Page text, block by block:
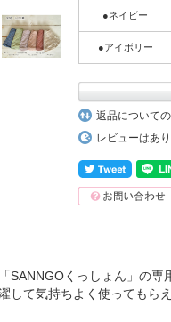
●ネイビー
●アイボリー
返品について
レビューはあ
SANNGOくっしょん」の専
して気持ちよく使ってもら